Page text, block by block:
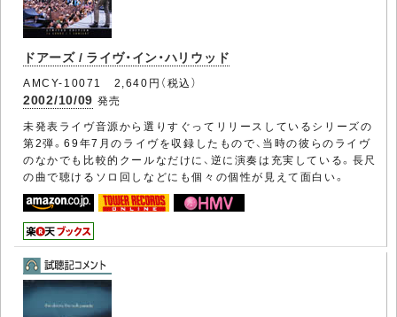
ドアーズ / ライヴ・イン・ハリウッド
AMCY-10071 2,640円（税込）
2002/10/09 発売
未発表ライヴ音源から選りすぐってリリースしているシリーズの
第2弾。69年7月のライヴを収録したもので、当時の彼らのライヴ
のなかでも比較的クールなだけに、逆に演奏は充実している。長尺
の曲で聴けるソロ回しなどにも個々の個性が見えて面白い。